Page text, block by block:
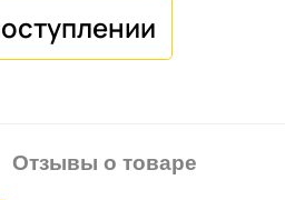
Отзывы о товаре